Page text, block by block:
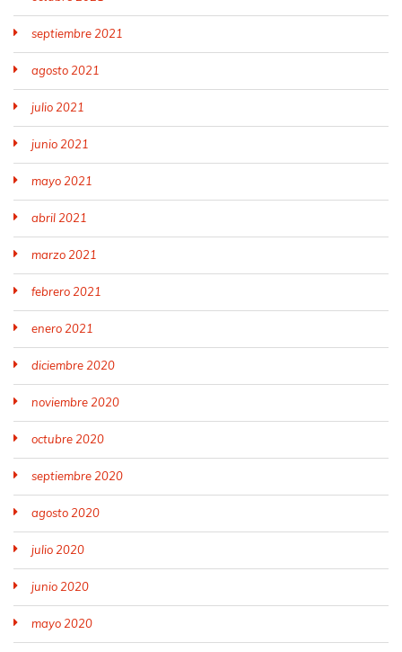
septiembre 2021
agosto 2021
julio 2021
junio 2021
mayo 2021
abril 2021
marzo 2021
febrero 2021
enero 2021
diciembre 2020
noviembre 2020
octubre 2020
septiembre 2020
agosto 2020
julio 2020
junio 2020
mayo 2020